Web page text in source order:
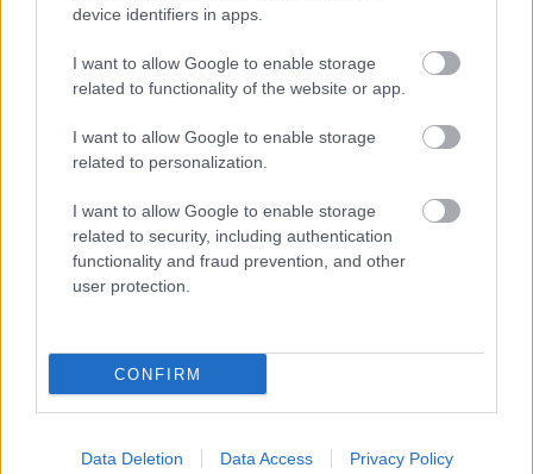
device identifiers in apps.
I want to allow Google to enable storage
related to functionality of the website or app.
I want to allow Google to enable storage
related to personalization.
I want to allow Google to enable storage
related to security, including authentication
functionality and fraud prevention, and other
user protection.
CONFIRM
Data Deletion Data Access Privacy Policy
TESTS. Vai tu esi gudrāks
par ChatGPT? 99% cilvēku
“iesprūst” 5. jautājumā
Kārlis Streips: “Tas
būtu nozīmējis, ka
veselību var rūpēties
produkti, kurus vērts